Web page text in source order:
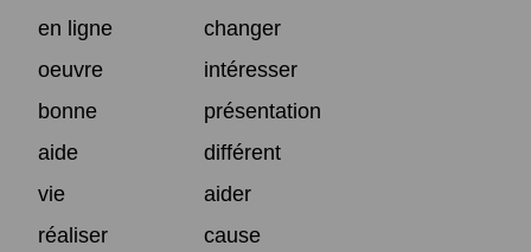
en ligne
changer
oeuvre
intéresser
bonne
présentation
aide
différent
vie
aider
réaliser
cause